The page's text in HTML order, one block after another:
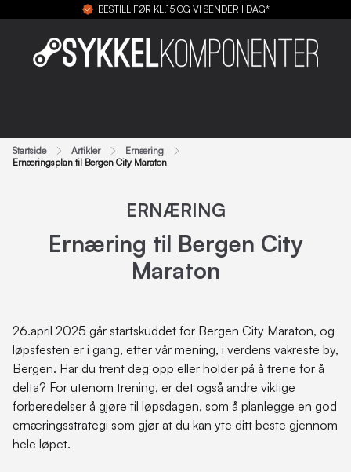
BESTILL FØR KL.15 OG VI SENDER I DAG*
Startside Artikler
Ernæring
Ernæringsplan til Bergen City Maraton
ERNÆRING
Ernæring til Bergen City
Maraton
26.april 2025 går startskuddet for Bergen City Maraton, og
løpsfesten er i gang, etter vår mening, i verdens vakreste by,
Bergen. Har du trent deg opp eller holder på å trene for å
delta? For utenom trening, er det også andre viktige
forberedelser å gjøre til løpsdagen, som å planlegge en god
ernæringsstrategi som gjør at du kan yte ditt beste gjennom
hele løpet.